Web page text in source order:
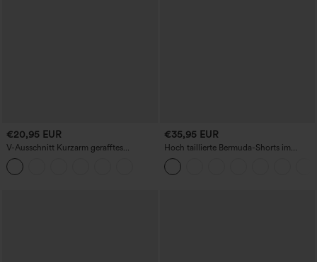
€20,95 EUR
V-Ausschnitt Kurzarm gerafftes
schlichtes Freizeit-T-Shirt
€35,95 EUR
Hoch taillierte Bermuda-Shorts im
Resort-Look, Leinen-Optik, mit
umgeschlagenem Saum, 10'' und
Taschen